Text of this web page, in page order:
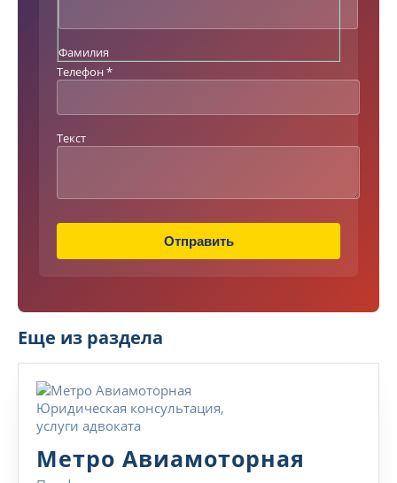
и
Т
е
с
т
Т
е
ф
н
Фамилия
Телефон *
Текст
Отправить
Еще из раздела
Метро Авиамоторная